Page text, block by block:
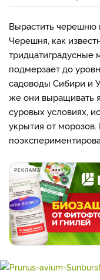
Вырастить черешню
Черешня, как
тридцатиградусные
подмерзает до
садоводы Сибири и
же они выращивать
суровых условиях,
укрытия от
РЕКЛАМА